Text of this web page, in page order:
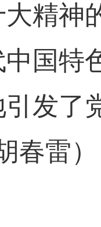
精神
国特
发了
春雷）